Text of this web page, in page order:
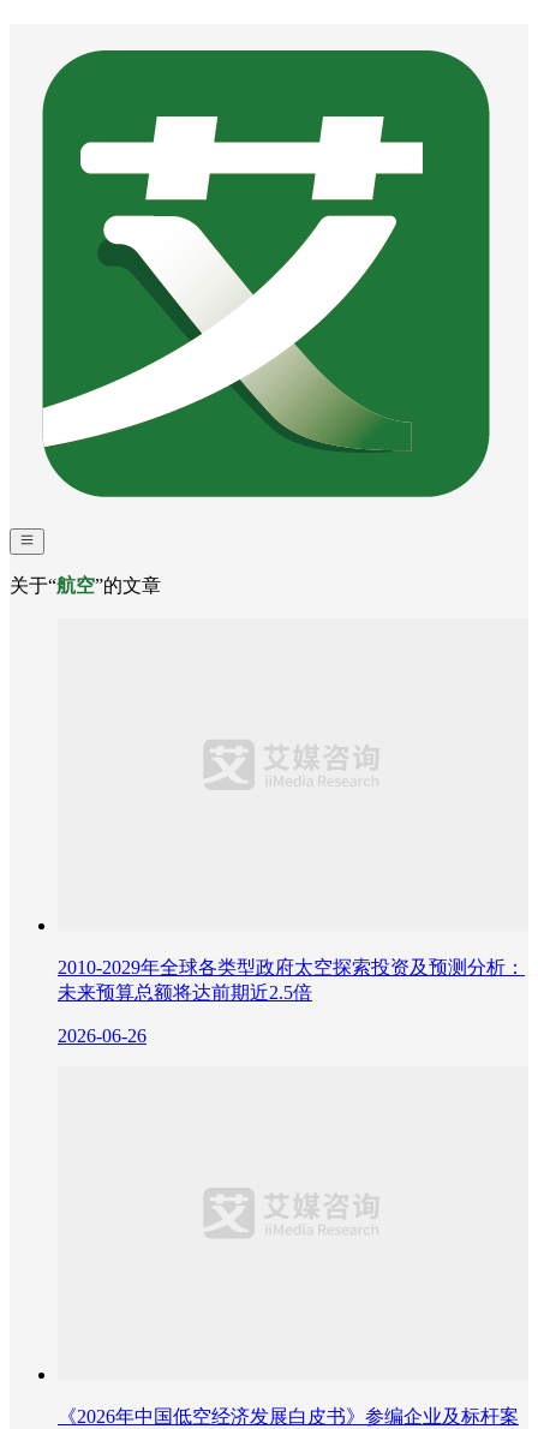
关于“航空”的文章
2010-2029年全球各类型政府太空探索投资及预测分析：
未来预算总额将达前期近2.5倍
2026-06-26
《2026年中国低空经济发展白皮书》参编企业及标杆案